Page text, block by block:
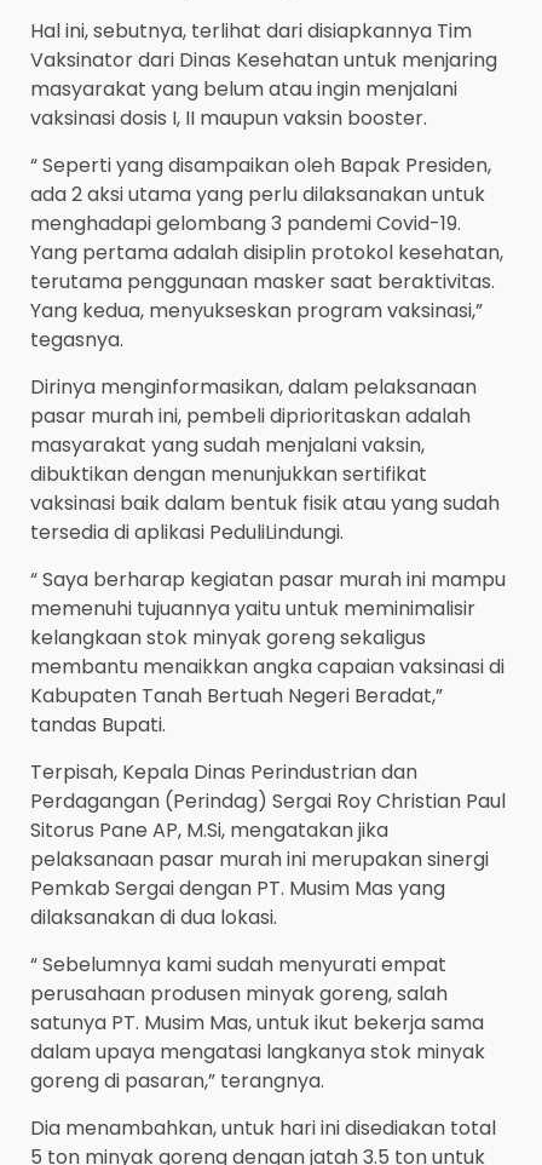
Hal ini, sebutnya, terlihat dari disiapkannya Tim
Vaksinator dari Dinas Kesehatan untuk menjaring
masyarakat yang belum atau ingin menjalani
vaksinasi dosis I, II maupun vaksin booster.
“ Seperti yang disampaikan oleh Bapak Presiden,
ada 2 aksi utama yang perlu dilaksanakan untuk
menghadapi gelombang 3 pandemi Covid-19.
Yang pertama adalah disiplin protokol kesehatan,
terutama penggunaan masker saat beraktivitas.
Yang kedua, menyukseskan program vaksinasi,”
tegasnya.
Dirinya menginformasikan, dalam pelaksanaan
pasar murah ini, pembeli diprioritaskan adalah
masyarakat yang sudah menjalani vaksin,
dibuktikan dengan menunjukkan sertifikat
vaksinasi baik dalam bentuk fisik atau yang sudah
tersedia di aplikasi PeduliLindungi.
“ Saya berharap kegiatan pasar murah ini mampu
memenuhi tujuannya yaitu untuk meminimalisir
kelangkaan stok minyak goreng sekaligus
membantu menaikkan angka capaian vaksinasi di
Kabupaten Tanah Bertuah Negeri Beradat,”
tandas Bupati.
Terpisah, Kepala Dinas Perindustrian dan
Perdagangan (Perindag) Sergai Roy Christian Paul
Sitorus Pane AP, M.Si, mengatakan jika
pelaksanaan pasar murah ini merupakan sinergi
Pemkab Sergai dengan PT. Musim Mas yang
dilaksanakan di dua lokasi.
“ Sebelumnya kami sudah menyurati empat
perusahaan produsen minyak goreng, salah
satunya PT. Musim Mas, untuk ikut bekerja sama
dalam upaya mengatasi langkanya stok minyak
goreng di pasaran,” terangnya.
Dia menambahkan, untuk hari ini disediakan total
5 ton minyak goreng dengan jatah 3.5 ton untuk